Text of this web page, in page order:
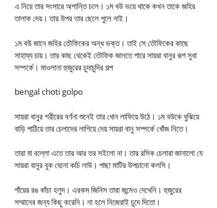
এ নিয়ে তার সংসারে অশান্তি চলে। ১ম বউ ভয়ে থাকে কখন তাকে জহির
তালাক দেয়। তার উপর তার ছেলে পুলে নাই।
১ম বউ জানে জহির তৌফিকের অন্ধ ভক্ত। তাই সে তৌফিকের কাছে
সাহায্য চায়। তার কাছ থেকেই তৌফিক জানতে পারে সায়রা বানুর রূপ সুধা
সম্পর্কে। মাওলানা হুজুরের চুদাচুদির গল্প
bengal choti golpo
সায়রা বানুর শরীরের বর্ণনা শুনেই তার ধোন লাফিয়ে উঠে। ১ম বউকে বুঝিয়ে
বাড়ি পাঠিয়ে তার চেলাদের লাগিয়ে দেয় সায়রা বানু সম্পর্কে খোঁজ নিতে।
তারা যা বল্লো এতে তার আর তর সইলো না। তার রসিক চেলারা জানালো যে
সায়রা বানুর বুক যেনো কচি লাউ। পাছা মাটির উপচানো কলসি।
গাঁয়ের রঙ কাঁচা হলুদ। এরকম জিনিস তারা জন্মেও দেখেনি। হুজুরের
সম্মানের জন্য কিছু করেনি। না হলে নিজেরাই চুদে দিতো।